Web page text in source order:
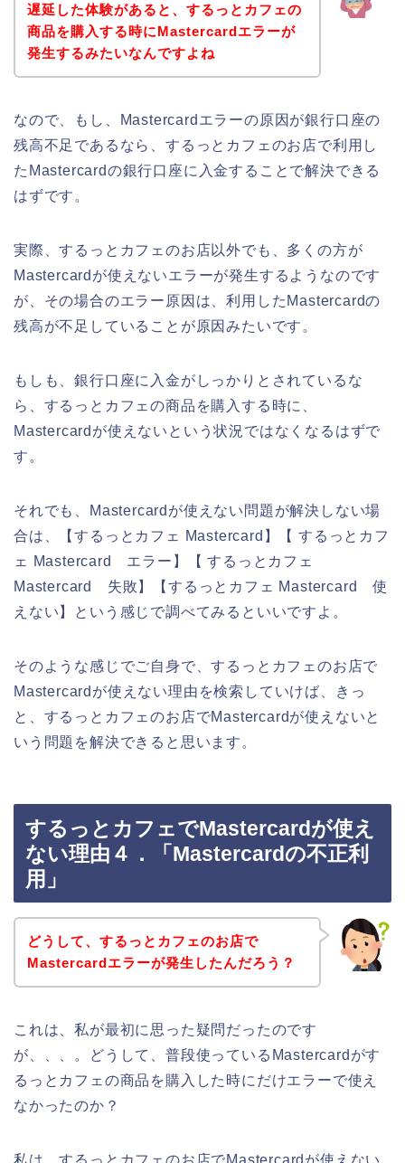
遅延した体験があると、するっとカフェの
商品を購入する時にMastercardエラーが
発生するみたいなんですよね
なので、もし、Mastercardエラーの原因が銀行口座の
残高不足であるなら、するっとカフェのお店で利用し
たMastercardの銀行口座に入金することで解決できる
はずです。
実際、するっとカフェのお店以外でも、多くの方が
Mastercardが使えないエラーが発生するようなのです
が、その場合のエラー原因は、利用したMastercardの
残高が不足していることが原因みたいです。
もしも、銀行口座に入金がしっかりとされているな
ら、するっとカフェの商品を購入する時に、
Mastercardが使えないという状況ではなくなるはずで
す。
それでも、Mastercardが使えない問題が解決しない場
合は、【するっとカフェ Mastercard】【 するっとカフ
ェ Mastercard エラー】【 するっとカフェ
Mastercard 失敗】【するっとカフェ Mastercard 使
えない】という感じで調べてみるといいですよ。
そのような感じでご自身で、するっとカフェのお店で
Mastercardが使えない理由を検索していけば、きっ
と、するっとカフェのお店でMastercardが使えないと
いう問題を解決できると思います。
するっとカフェでMastercardが使え
ない理由４．「Mastercardの不正利
用」
どうして、するっとカフェのお店で
Mastercardエラーが発生したんだろう？
これは、私が最初に思った疑問だったのです
が、、、。どうして、普段使っているMastercardがす
るっとカフェの商品を購入した時にだけエラーで使え
なかったのか？
私は、するっとカフェのお店でMastercardが使えない